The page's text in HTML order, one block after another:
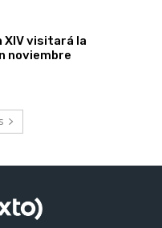
XIV visitará la
noviembre